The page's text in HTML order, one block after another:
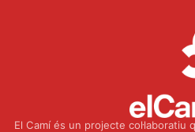
El Camí és un projecte